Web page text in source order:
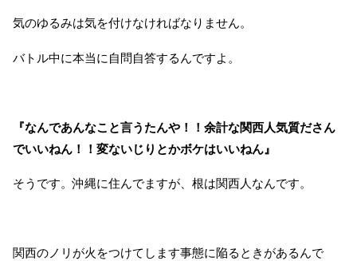
気のゆるみは気を付けなければなりません。
バトル中に本当に自問自答するんですよ。
『なんであんなこと言うたんや！！余計な関西人気質ださん
でいいねん！！変ないじりとかボケはいいねん』
そうです。沖縄に住んでますが、根は関西人なんです。
関西のノリが火をつけてします事態に陥るときがあるんで